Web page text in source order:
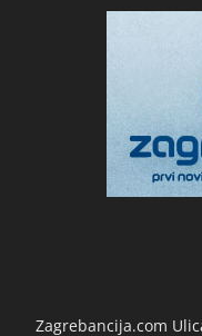
Zagrebancija.com